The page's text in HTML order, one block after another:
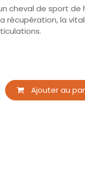
cheval de sport de
récupération, la
Ajouter au